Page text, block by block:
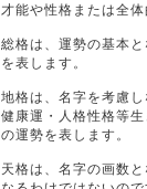
才能や性格または全体
総格は、運勢の基本
を表します。
地格は、名字を考慮し
健康運・人格性格等
の運勢を表します。
天格は、名字の画数